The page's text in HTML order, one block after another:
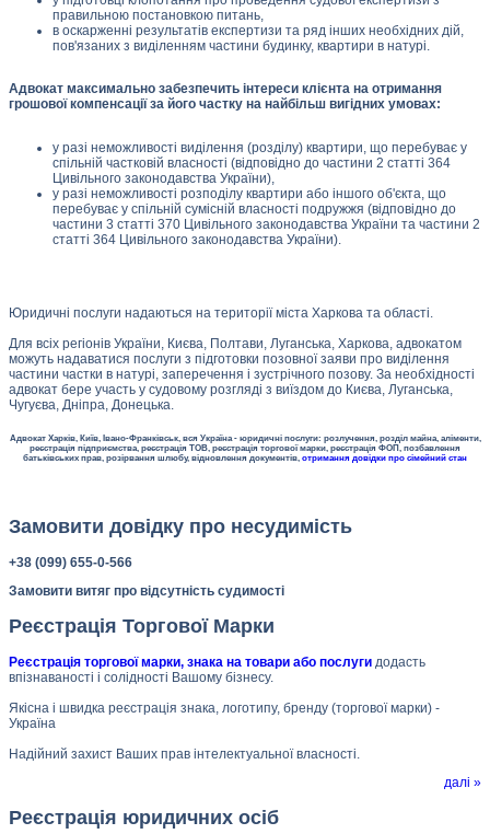
правильною постановкою питань,
в оскарженні результатів експертизи та ряд інших необхідних дій,
пов'язаних з виділенням частини будинку, квартири в натурі.
Адвокат максимально забезпечить інтереси клієнта на отримання
грошової компенсації за його частку на найбільш вигідних умовах:
у разі неможливості виділення (розділу) квартири, що перебуває у
спільній частковій власності (відповідно до частини 2 статті 364
Цивільного законодавства України),
у разі неможливості розподілу квартири або іншого об'єкта, що
перебуває у спільній сумісній власності подружжя (відповідно до
частини 3 статті 370 Цивільного законодавства України та частини 2
статті 364 Цивільного законодавства України).
Юридичні послуги надаються на території міста Харкова та області.
Для всіх регіонів України, Києва, Полтави, Луганська, Харкова, адвокатом
можуть надаватися послуги з підготовки позовної заяви про виділення
частини частки в натурі, заперечення і зустрічного позову. За необхідності
адвокат бере участь у судовому розгляді з виїздом до Києва, Луганська,
Чугуєва, Дніпра, Донецька.
Адвокат Харків, Київ, Івано-Франківськ, вся Україна - юридичні послуги: розлучення, розділ майна, аліменти,
реєстрація підприємства, реєстрація ТОВ, реєстрація торгової марки, реєстрація ФОП, позбавлення
батьківських прав, розірвання шлюбу, відновлення документів, отримання довідки про сімейний стан
Замовити довідку про несудимість
+38 (099) 655-0-566
Замовити витяг про відсутність судимості
Реєстрація Торгової Марки
Реєстрація торгової марки, знака на товари або послуги додасть
впізнаваності і солідності Вашому бізнесу.
Якісна і швидка реєстрація знака, логотипу, бренду (торгової марки) -
Україна
Надійний захист Ваших прав інтелектуальної власності.
далі »
Реєстрація юридичних осіб